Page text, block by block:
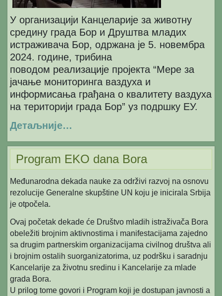
У организацији Канцеларије за животну
средину града Бор и Друштва младих
истраживача Бор, одржана је 5. новембра
2024. године, трибина
поводом реализације пројекта “Мере за
јачање мониторинга ваздуха и
информисања грађана о квалитету ваздуха
на територији града Бор” уз подршку ЕУ.
Детаљније…
Program EKO dana Bora
Međunarodna dekada nauke za održivi razvoj na osnovu
rezolucije Generalne skupštine UN koju je inicirala Srbija
je otpočela.
Ovaj početak dekade će Društvo mladih istraživača Bora
obeležiti brojnim aktivnostima i manifestacijama zajedno
sa drugim partnerskim organizacijama civilnog društva ali
i brojnim ostalih suorganizatorima, uz podršku i saradnju
Kancelarije za životnu sredinu i Kancelarije za mlade
grada Bora.
U prilog tome govori i Program koji je dostupan javnosti a